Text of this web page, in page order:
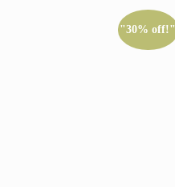
"30% off!"